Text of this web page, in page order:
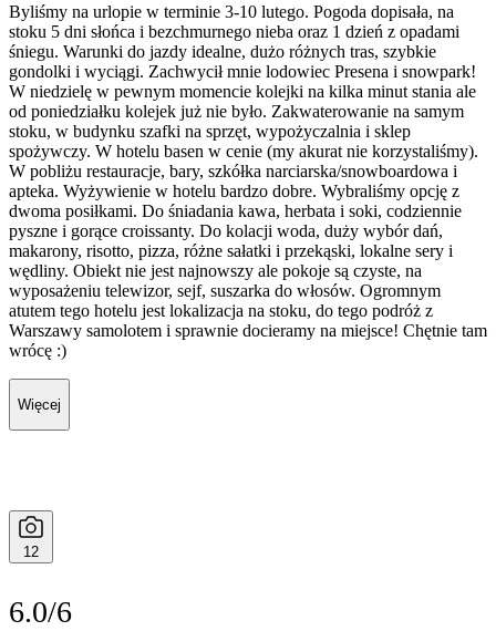
Byliśmy na urlopie w terminie 3-10 lutego. Pogoda dopisała, na
stoku 5 dni słońca i bezchmurnego nieba oraz 1 dzień z opadami
śniegu. Warunki do jazdy idealne, dużo różnych tras, szybkie
gondolki i wyciągi. Zachwycił mnie lodowiec Presena i snowpark!
W niedzielę w pewnym momencie kolejki na kilka minut stania ale
od poniedziałku kolejek już nie było. Zakwaterowanie na samym
stoku, w budynku szafki na sprzęt, wypożyczalnia i sklep
spożywczy. W hotelu basen w cenie (my akurat nie korzystaliśmy).
W pobliżu restauracje, bary, szkółka narciarska/snowboardowa i
apteka. Wyżywienie w hotelu bardzo dobre. Wybraliśmy opcję z
dwoma posiłkami. Do śniadania kawa, herbata i soki, codziennie
pyszne i gorące croissanty. Do kolacji woda, duży wybór dań,
makarony, risotto, pizza, różne sałatki i przekąski, lokalne sery i
wędliny. Obiekt nie jest najnowszy ale pokoje są czyste, na
wyposażeniu telewizor, sejf, suszarka do włosów. Ogromnym
atutem tego hotelu jest lokalizacja na stoku, do tego podróż z
Warszawy samolotem i sprawnie docieramy na miejsce! Chętnie tam
wrócę :)
Więcej
12
6.0/6